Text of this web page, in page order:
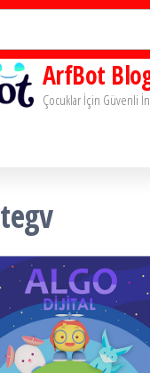
ArfBot
Çocuklar İçin Güvenli
tegv